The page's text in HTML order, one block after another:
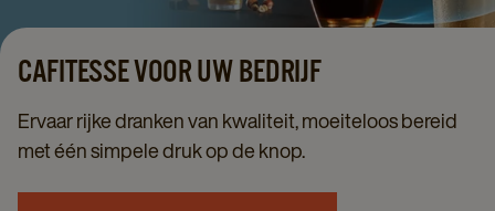
CAFITESSE VOOR UW BEDRIJF
Ervaar rijke dranken van kwaliteit, moeiteloos bereid
met één simpele druk op de knop.